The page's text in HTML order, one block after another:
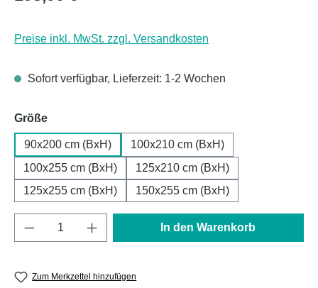
Preise inkl. MwSt. zzgl. Versandkosten
Sofort verfügbar, Lieferzeit: 1-2 Wochen
Größeauswählen
90x200 cm (BxH)
100x210 cm (BxH)
100x255 cm (BxH)
125x210 cm (BxH)
125x255 cm (BxH)
150x255 cm (BxH)
Produkt Anzahl: Gib den gewünschten
In den Warenkorb
Zum Merkzettel hinzufügen